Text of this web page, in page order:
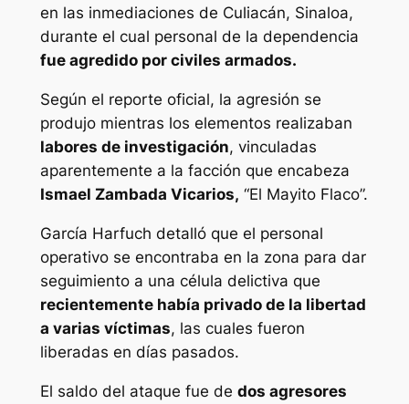
en las inmediaciones de Culiacán, Sinaloa,
durante el cual personal de la dependencia
fue agredido por civiles armados.
Según el reporte oficial, la agresión se
produjo mientras los elementos realizaban
labores de investigación, vinculadas
aparentemente a la facción que encabeza
Ismael Zambada Vicarios, “El Mayito Flaco”.
García Harfuch detalló que el personal
operativo se encontraba en la zona para dar
seguimiento a una célula delictiva que
recientemente había privado de la libertad
a varias víctimas, las cuales fueron
liberadas en días pasados.
El saldo del ataque fue de dos agresores